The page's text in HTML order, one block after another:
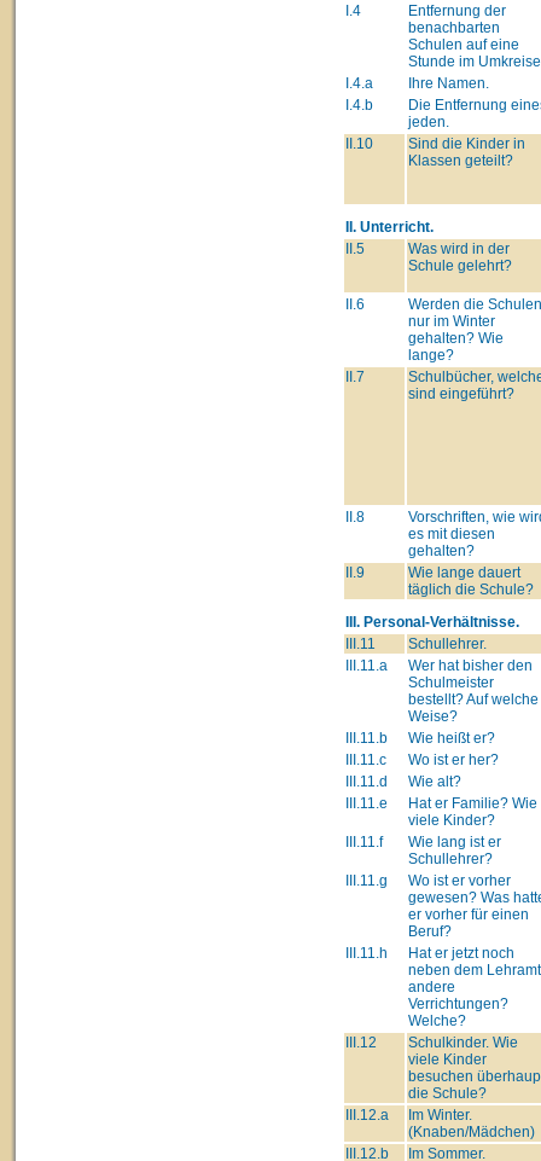
I.4
Entfernung der
benachbarten
Schulen auf eine
Stunde im
I.4.a
Ihre Namen.
I.4.b
Die Entfernung
jeden.
II.10
Sind die Kinder in
Klassen geteilt?
II. Unterricht.
II.5
Was wird in der
Schule gelehrt?
II.6
Werden die Schulen
nur im Winter
gehalten? Wie
lange?
II.7
Schulbücher,
sind eingeführt?
II.8
Vorschriften, wie
es mit diesen
gehalten?
II.9
Wie lange dauert
täglich die Schule?
III. Personal-Verhältnisse.
III.11
Schullehrer.
III.11.a
Wer hat bisher den
Schulmeister
bestellt? Auf welche
Weise?
III.11.b
Wie heißt er?
III.11.c
Wo ist er her?
III.11.d
Wie alt?
III.11.e
Hat er Familie? Wie
viele Kinder?
III.11.f
Wie lang ist er
Schullehrer?
III.11.g
Wo ist er vorher
gewesen? Was
er vorher für einen
Beruf?
III.11.h
Hat er jetzt noch
neben dem
andere
Verrichtungen?
Welche?
III.12
Schulkinder. Wie
viele Kinder
besuchen
die Schule?
III.12.a
Im Winter.
(Knaben/Mädchen)
III.12.b
Im Sommer.